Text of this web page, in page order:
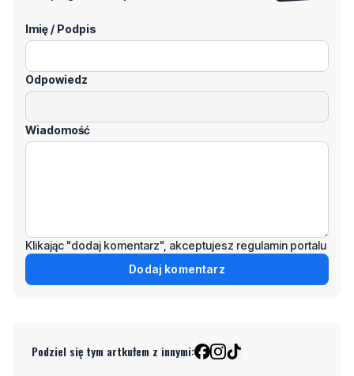
Odpowiedz
Wiadomość